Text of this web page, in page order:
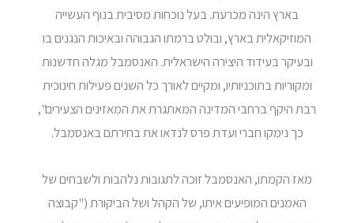
בארץ הינה מכרעת. בעל נוכחות מסיבית בנוף העשייה
המוזיקאלית בארץ, ובולט ברמתו הגבוהה ובאיכות הנגנים בו
ובעיקר בעידוד היצירה הישראלית. האנסמבל מגלה חדשנות
ומקוריות בתוכניותיו, ומקיים לאורך כל השנים פעילות חינוכית
רבת היקף ברחבי המדינה המאתגרת את המאזינים הצעירים",
כך נימקו חברי ועדת פרס לנדאו את בחירתם באנסמבל.
מאז הקמתו, האנסמבל זוכה לתגובות נלהבות ולשבחים של
האמנים המופיעים איתו, של הקהל ושל הביקורת ("קבוצה